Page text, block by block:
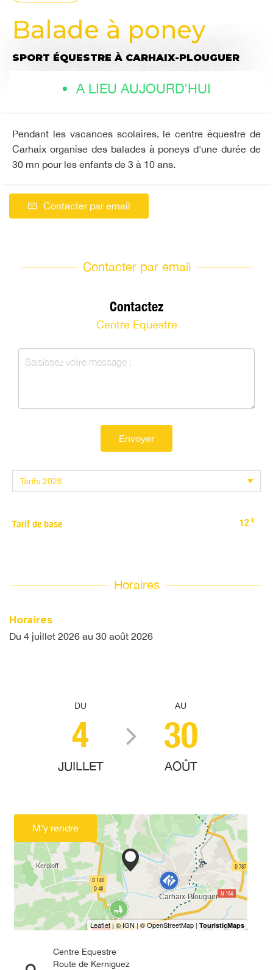
Balade à poney
SPORT ÉQUESTRE À CARHAIX-PLOUGUER
A LIEU AUJOURD'HUI
Pendant les vacances scolaires, le centre équestre de
Carhaix organise des balades à poneys d'une durée de
30 mn pour les enfants de 3 à 10 ans.
Contacter par email
Contacter par email
Contactez
Centre Equestre
Envoyer
Tarif de base 12 €
Horaires
Horaires
Du 4 juillet 2026 au 30 août 2026
DU
4
JUILLET
AU
30
AOÛT
M'y rendre
Centre Equestre
Route de Kerniguez